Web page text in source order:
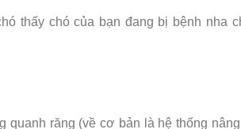
thấy chó của bạn đang bị bệnh nha
quanh răng (về cơ bản là hệ thống